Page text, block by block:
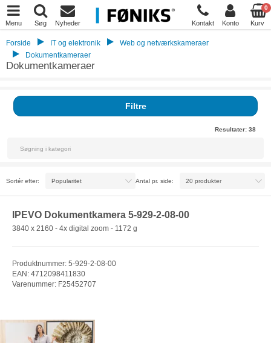
Menu Søg Nyheder Kontakt Konto
0
Kurv
Forside IT og elektronik
Web og netværkskameraer
Dokumentkameraer
Dokumentkameraer
Filtre
Resultater: 38
Sortér efter: Antal pr. side:
IPEVO Dokumentkamera 5-929-2-08-00
3840 x 2160 - 4x digital zoom - 1172 g
Produktnummer: 5-929-2-08-00
EAN: 4712098411830
Varenummer: F25452707